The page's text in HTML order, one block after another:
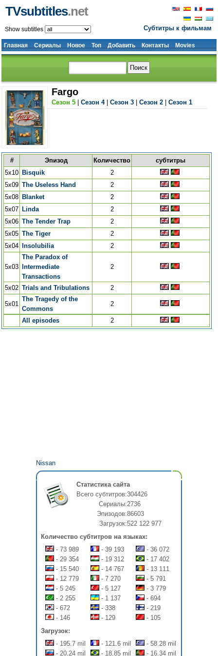
Субтитры к фильмам
TVsubtitles.net
Главная Сериалы Новое Топ Добавить Контакты Movies
Show subtitles
Fargo
Сезон 5 |Сезон 4|Сезон 3 |Сезон 2 |Сезон 1
# Эпизод Количество
субтитры
5x10 Bisquik
2
5x09 The Useless Hand
2
5x08 Blanket
2
5x07 Linda
2
5x06 The Tender Trap
2
5x05 The Tiger
2
5x04
Insolubilia 2
5x03
The Paradox of
Intermediate
Transactions
2
5x02 Trials and Tribulations 2
5x01
The Tragedy of the
Commons
2
All episodes 2
Nissan
Статистика сайта
Всего субтитров:304426
Сериалы:2736
Эпизодов:86603
Загрузок:522 122 977
Количество субтитров на языках:
- 73 989
- 39 193
- 36 072
- 29 354
- 19 312
- 17 402
- 15 540
- 14 767
- 13 111
- 12 779
- 7 270
- 5 791
- 5 245
- 5 127
- 3 779
- 2 255
- 1 137
- 694
- 672
- 338
- 219
- 146
- 129
- 105
Загрузок:
- 195.7 mil
- 121.6 mil
- 58.28 mil
- 20.24 mil
- 18.85 mil - 16.34 mil